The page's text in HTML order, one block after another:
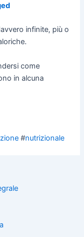
infinite, più o
come
in alcuna
#nutrizionale